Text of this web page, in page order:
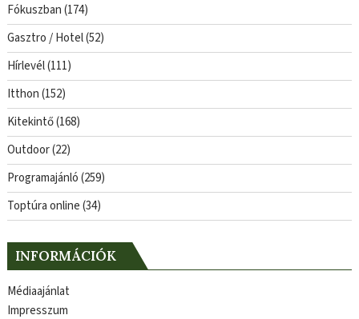
Fókuszban(174)
Gasztro / Hotel(52)
Hírlevél(111)
Itthon(152)
Kitekintő(168)
Outdoor(22)
Programajánló(259)
Toptúra online(34)
INFORMÁCIÓK
Médiaajánlat
Impresszum